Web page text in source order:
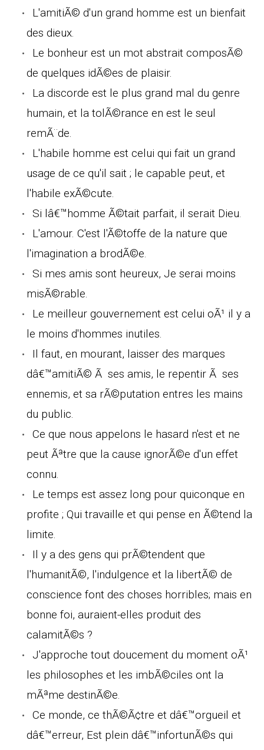
L'amitiÃ© d'un grand homme est un bienfait
des dieux.
Le bonheur est un mot abstrait composÃ©
de quelques idÃ©es de plaisir.
La discorde est le plus grand mal du genre
humain, et la tolÃ©rance en est le seul
remÃ¨de.
L'habile homme est celui qui fait un grand
usage de ce qu'il sait ; le capable peut, et
l'habile exÃ©cute.
Si lâ€™homme Ã©tait parfait, il serait Dieu.
L'amour. C'est l'Ã©toffe de la nature que
l'imagination a brodÃ©e.
Si mes amis sont heureux, Je serai moins
misÃ©rable.
Le meilleur gouvernement est celui oÃ¹ il y a
le moins d'hommes inutiles.
Il faut, en mourant, laisser des marques
dâ€™amitiÃ© Ã ses amis, le repentir Ã ses
ennemis, et sa rÃ©putation entres les mains
du public.
Ce que nous appelons le hasard n'est et ne
peut Ãªtre que la cause ignorÃ©e d'un effet
connu.
Le temps est assez long pour quiconque en
profite ; Qui travaille et qui pense en Ã©tend la
limite.
Il y a des gens qui prÃ©tendent que
l'humanitÃ©, l'indulgence et la libertÃ© de
conscience font des choses horribles; mais en
bonne foi, auraient-elles produit des
calamitÃ©s ?
J'approche tout doucement du moment oÃ¹
les philosophes et les imbÃ©ciles ont la
mÃªme destinÃ©e.
Ce monde, ce thÃ©Ã¢tre et dâ€™orgueil et
dâ€™erreur, Est plein dâ€™infortunÃ©s qui